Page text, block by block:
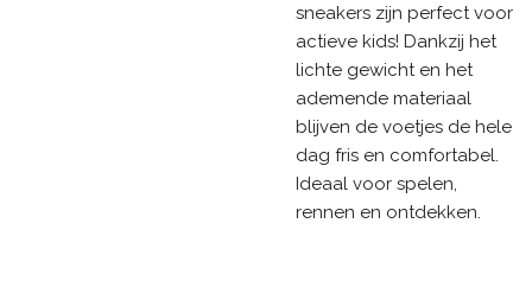
sneakers zijn perfect voor
actieve kids! Dankzij het
lichte gewicht en het
ademende materiaal
blijven de voetjes de hele
dag fris en comfortabel.
Ideaal voor spelen,
rennen en ontdekken.